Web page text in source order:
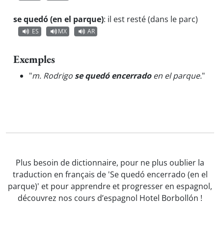
se quedó (en el parque): il est resté (dans le parc)
ES MX AR
Exemples
"m. Rodrigo se quedó encerradoen el parque."
Plus besoin de dictionnaire, pour ne plus oublier la
traduction en français de 'Se quedó encerrado (en el
parque)' et pour apprendre et progresser en espagnol,
découvrez nos cours d’espagnol Hotel Borbollón !